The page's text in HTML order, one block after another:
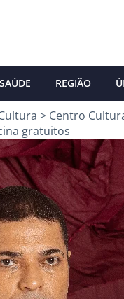
SAÚDE REGIÃO
> Centro
gratuitos